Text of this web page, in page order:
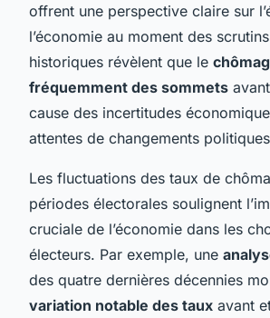
offrent une perspective claire sur
l’économie au moment des
historiques révèlent que le
fréquemment des sommets
cause des incertitudes
attentes de changements
Les fluctuations des taux de
périodes électorales soulignent
cruciale de l’économie dans les
électeurs. Par exemple, une
des quatre dernières décennies
variation notable des taux avant